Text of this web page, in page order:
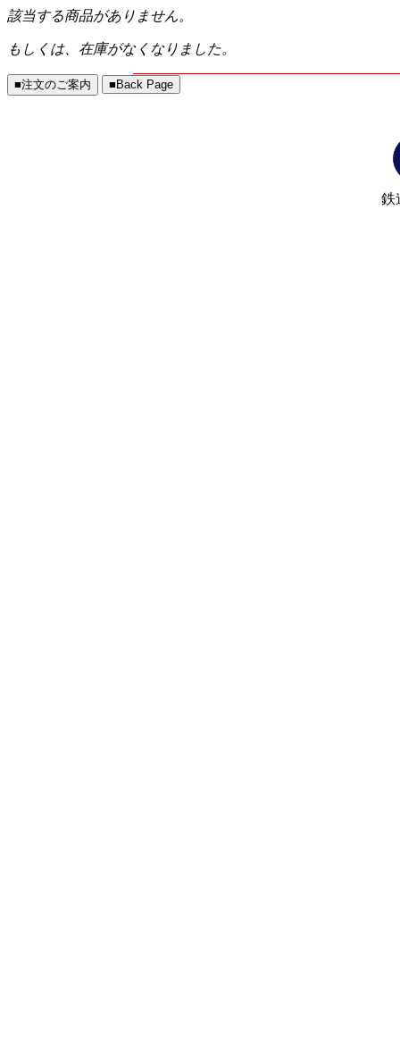
該当する商品がありません。
もしくは、在庫がなくなりました。
鉄